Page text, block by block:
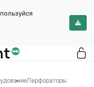
Перфораторы